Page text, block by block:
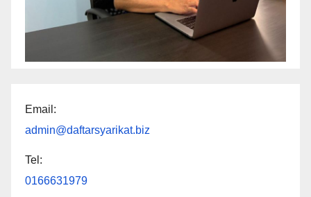
Email:
admin@daftarsyarikat.biz
Tel:
0166631979